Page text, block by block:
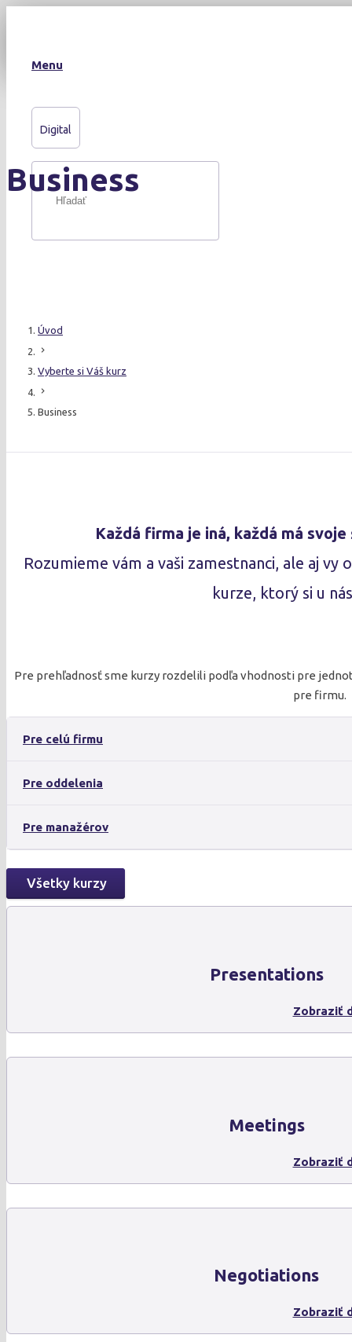
Menu
Digital
Business
Úvod
chevron_right
Vyberte si Váš kurz
chevron_right
Business
Každá firma je iná, každá má
Rozumieme vám a vaši zamestnanci, ale aj
kurze, ktorý si u
Pre prehľadnosť sme kurzy rozdelili podľa vhodnosti pre
pre firmu.
Pre celú firmu
Pre oddelenia
Pre manažérov
Všetky kurzy
Presentations
Zobraziť
Meetings
Zobraziť
Negotiations
Zobraziť